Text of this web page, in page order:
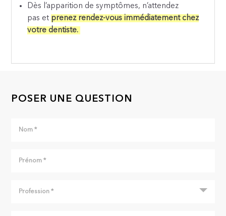
Dès l’apparition de symptômes, n’attendez
pas et prenez rendez-vous immédiatement chez
votre dentiste.
POSER UNE QUESTION